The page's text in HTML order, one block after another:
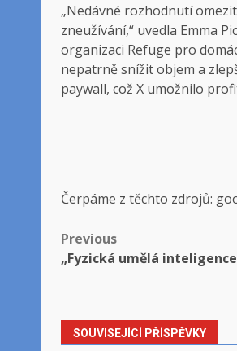
„Nedávné rozhodnutí
zneužívání,“ uvedla Emma
organizaci Refuge pro
nepatrně snížit objem a
paywall, což X umožnilo
Čerpáme z těchto zdrojů:
Post
navigation
Previous
„Fyzická umělá
SOUVISEJÍCÍ PŘÍSPĚVKY